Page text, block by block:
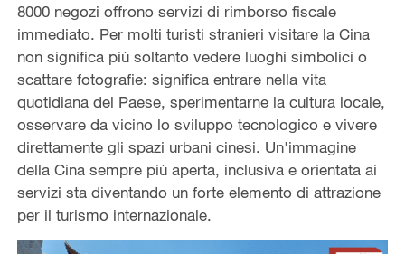
8000 negozi offrono servizi di rimborso fiscale
immediato. Per molti turisti stranieri visitare la Cina
non significa più soltanto vedere luoghi simbolici o
scattare fotografie: significa entrare nella vita
quotidiana del Paese, sperimentarne la cultura locale,
osservare da vicino lo sviluppo tecnologico e vivere
direttamente gli spazi urbani cinesi. Un'immagine
della Cina sempre più aperta, inclusiva e orientata ai
servizi sta diventando un forte elemento di attrazione
per il turismo internazionale.